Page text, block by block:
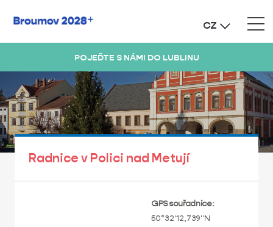
CZ
POJEĎTE S NÁMI DO LUBLINU
Radnice v Polici nad Metují
GPS souřadnice:
50°32'12,739"N